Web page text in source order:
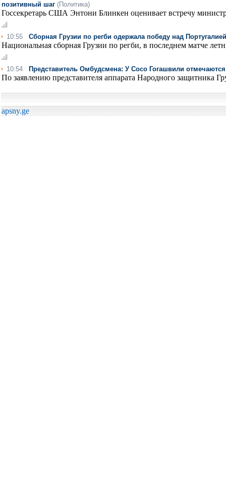
позитивный шаг (Политика)
Госсекретарь США Энтони Блинкен оценивает встречу
10:55 Сборная Грузии по регби одержала победу над Португалией
Национальная сборная Грузии по регби, в последнем матче
10:54 Представитель Омбудсмена: У Сосо Гогашвили
По заявлению представителя аппарата Народного защитника
apsny.ge